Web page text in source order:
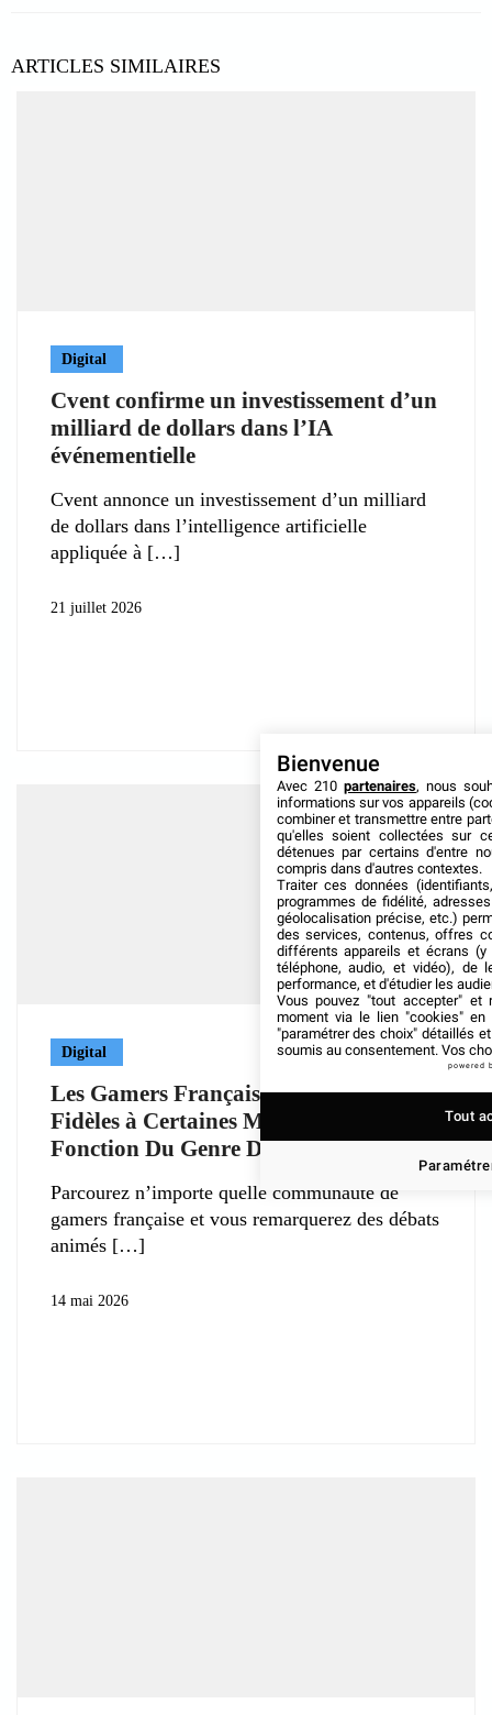
ARTICLES SIMILAIRES
Digital
Cvent confirme un investissement d’un
milliard de dollars dans l’IA
événementielle
Cvent annonce un investissement d’un milliard
de dollars dans l’intelligence artificielle
appliquée à
21 juillet 2026
Digital
Les Gamers Français Sont-ils Plus
Fidèles à Certaines Marques En
Fonction Du Genre De Jeu ?
Parcourez n’importe quelle communauté de
gamers française et vous remarquerez des débats
animés
14 mai 2026
Bienvenue
Avec 210 partenaires, nous
informations sur vos appareils
combiner et transmettre entre
qu'elles soient collectées sur
détenues par certains d'entre
compris dans d'autres contextes.
Traiter ces données
programmes de fidélité,
géolocalisation précise, etc.)
des services, contenus, offres
différents appareils et écrans (y
téléphone, audio, et vidéo), de
performance, et d'étudier les
Vous pouvez "tout accepter" et
moment via le lien "cookies" en
"paramétrer des choix" détaillés
soumis au consentement. Vos
powered
Tout